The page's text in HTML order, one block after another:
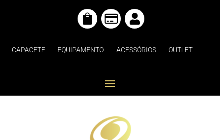
  
CAPACETE EQUIPAMENTO ACESSÓRIOS OUTLET